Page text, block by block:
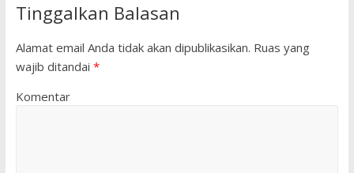
Tinggalkan Balasan
Alamat email Anda tidak akan dipublikasikan. Ruas yang
wajib ditandai *
Komentar